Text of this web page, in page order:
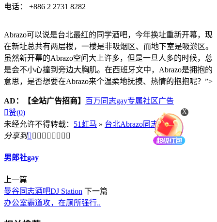
电话： +886 2 2731 8282
Abrazo可以说是台北最红的同学酒吧，今年换址重新开幕，现
在新址总共有两层楼，一楼是非吸烟区、而地下室是吸淤区。
虽然新开幕的Abrazo空间大上许多，但是一旦人多的时候，总
是会不小心撞到旁边大胸肌。在西班牙文中，Abrazo是拥抱的
意思，是否想要在Abrazo来个温柔地抚摸、热情的抱抱呢？”>
AD： 【全站广告招商】 百万同志gay专属社区广告
赞(0)
未经允许不得转载： 51虹马 » 台北Abrazo同志酒吧
分享到        
男郎社gay
上一篇
曼谷同志酒吧DJ Station 下一篇
办公室霸道攻，在厕所强行..
X